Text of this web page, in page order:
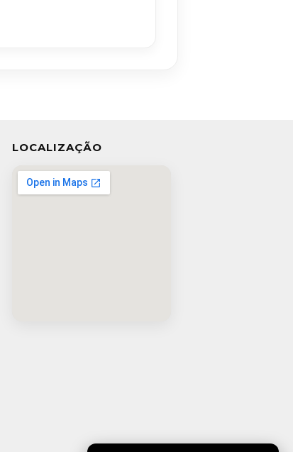
LOCALIZAÇÃO